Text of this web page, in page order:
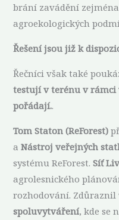
brání zavádění
agroekologických
Řešení jsou již k
Řečníci však také
testují v terénu v
pořádají..
Tom Staton (ReForest)
aNástroj veřejných
systému ReForest.Síť
agrolesnického
rozhodování.
spoluvytváření, kde se